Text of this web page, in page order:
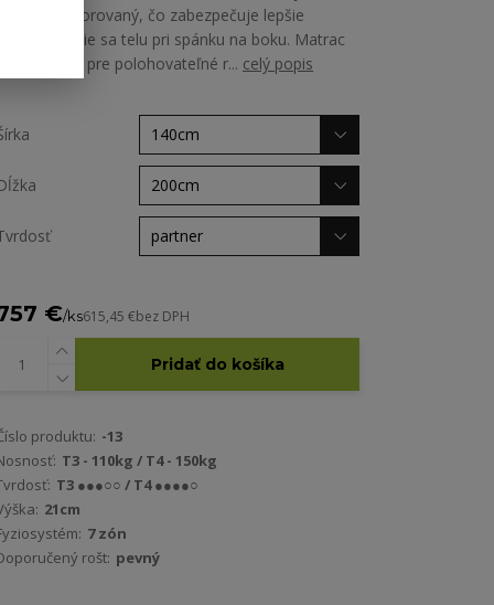
priečne perforovaný, čo zabezpečuje lepšie
prispôsobenie sa telu pri spánku na boku. Matrac
je vhodný aj pre polohovateľné r... celý popis
€/ks615,45 €bez DPH
Pridať do košíka
produktu: -13
T3 - 110kg / T4 - 150kg
T3 ●●●○○ / T4 ●●●●○
21cm
7 zón
rošt: pevný